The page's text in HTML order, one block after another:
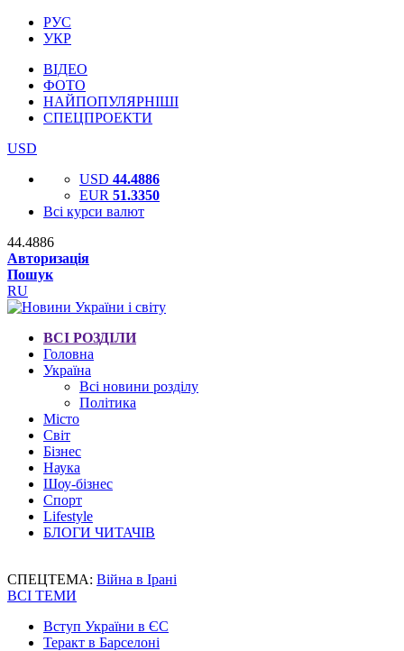
РУС
УКР
ВІДЕО
ФОТО
НАЙПОПУЛЯРНІШІ
СПЕЦПРОЕКТИ
USD
USD 44.4886
EUR 51.3350
Всі курси валют
44.4886
Авторизація
Пошук
RU
ВСІ РОЗДІЛИ
Головна
Україна
Всі новини розділу
Політика
Місто
Світ
Бізнес
Наука
Шоу-бізнес
Спорт
Lifestyle
БЛОГИ ЧИТАЧІВ
СПЕЦТЕМА: Війна в Ірані
ВСІ ТЕМИ
Вступ України в ЄС
Теракт в Барселоні